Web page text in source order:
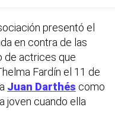
presentó el
en contra de las
de actrices que
Fardín el 11 de
Juan Darthés como
joven cuando ella